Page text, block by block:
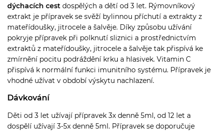
dýchacích cest dospělých a dětí od 3 let. Rýmovníkový
extrakt je přípravek se svěží bylinnou příchutí a extrakty z
mateřídoušky, jitrocele a šalvěje. Díky způsobu užívání
pokryje přípravek při polknutí sliznici a prostřednictvím
extraktů z mateřídoušky, jitrocele a šalvěje tak přispívá ke
zmírnění pocitu podráždění krku a hlasivek. Vitamin C
přispívá k normální funkci imunitního systému. Přípravek je
vhodné užívat v období výskytu nachlazení.
Dávkování
Děti od 3 let užívají přípravek 3x denně 5ml, od 12 let a
dospělí užívají 3-5x denně 5ml. Přípravek se doporučuje